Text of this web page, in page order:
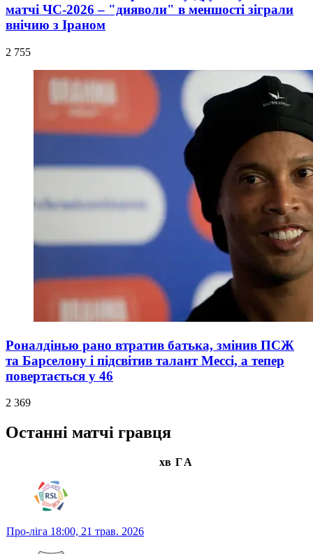
матчі ЧС-2026 – "дияволи" в меншості зіграли
внічию з Іраном
2 755
Роналдінью рано втратив батька, змінив ПСЖ
та Барселону і підсвітив талант Мессі, а тепер
повертається у 46
2 369
Останні матчі гравця
хв ГА
Про-ліга 18:00, 21 трав. 2026